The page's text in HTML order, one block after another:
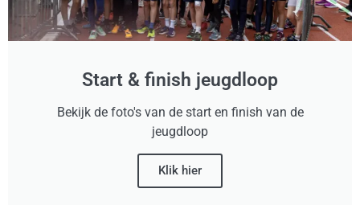
Start & finish jeugdloop
Bekijk de foto's van de start en finish van de
jeugdloop
Klik hier